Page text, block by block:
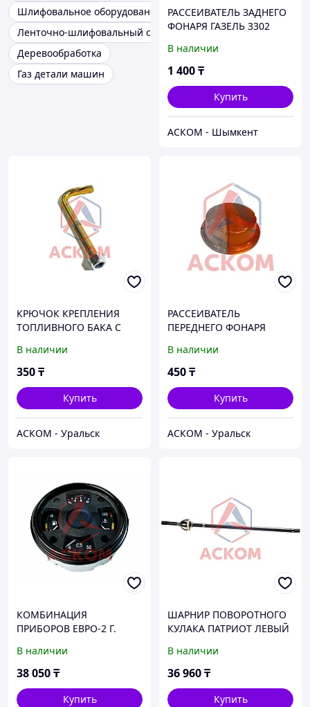
Шлифовальное оборудование
Ленточно-шлифовальный станок
Деревообработка
Газ детали машин
РАССЕИВАТЕЛЬ ЗАДНЕГО
ФОНАРЯ ГАЗЕЛЬ 3302
В наличии
1 400₸
Купить
АСКОМ - Шымкент
КРЮЧОК КРЕПЛЕНИЯ
ТОПЛИВНОГО БАКА С
В наличии
350₸
Купить
АСКОМ - Уральск
РАССЕИВАТЕЛЬ
ПЕРЕДНЕГО ФОНАРЯ
В наличии
450₸
Купить
АСКОМ - Уральск
КОМБИНАЦИЯ
ПРИБОРОВ ЕВРО-2 Г.
В наличии
38 050₸
Купить
ШАРНИР ПОВОРОТНОГО
КУЛАКА ПАТРИОТ ЛЕВЫЙ
В наличии
36 960₸
Купить